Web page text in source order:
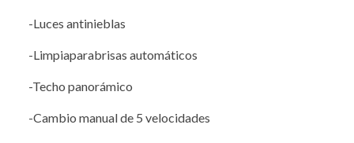
-Luces antinieblas
-Limpiaparabrisas automáticos
-Techo panorámico
-Cambio manual de 5 velocidades